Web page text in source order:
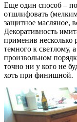
Еще один способ –
отшлифовать
защитное масляное,
Декоративность
применив несколько
темного к светлому,
произвольном
точно ни у кого не
хоть при финишной.